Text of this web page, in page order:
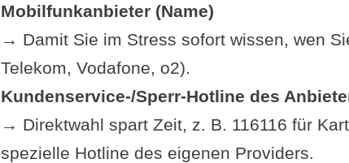
Mobilfunkanbieter (Name)
→ Damit Sie im Stress sofort wissen, wen
Telekom, Vodafone, o2).
Kundenservice-/Sperr-Hotline des
→ Direktwahl spart Zeit, z. B. 116116 für
spezielle Hotline des eigenen Providers.